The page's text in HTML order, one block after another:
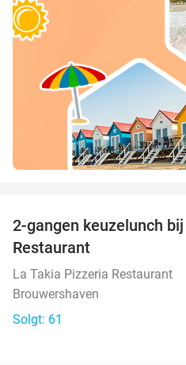
2-gangen keuzelunch
Restaurant
La Takia Pizzeria Restaurant
Brouwershaven
Solgt: 61